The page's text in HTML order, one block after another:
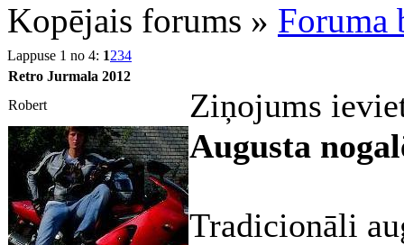
Kopējais forums » Foruma
Lappuse 1 no 4: 1234
Retro Jurmala 2012
Robert
Ziņojums
Augusta
Tradicionāli